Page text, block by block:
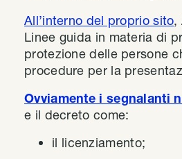
All’interno del proprio sito,
Linee guida in materia di
protezione delle persone
procedure per la
Ovviamente i segnalanti
e il decreto come:
il licenziamento;